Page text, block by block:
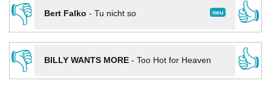
👎
neu
Bert Falko - Tu nicht so
👍
👎
BILLY WANTS MORE- Too Hot for Heaven
👍